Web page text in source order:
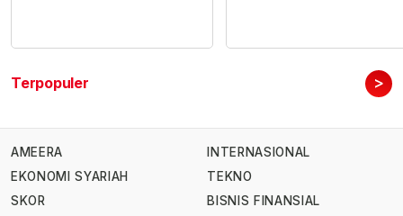
Terpopuler >
AMEERA
EKONOMI SYARIAH
SKOR
INTERNASIONAL
TEKNO
BISNIS FINANSIAL